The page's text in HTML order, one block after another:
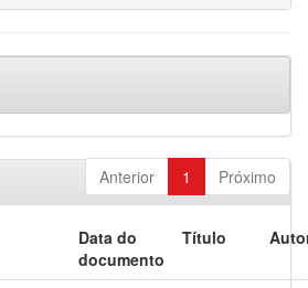
Anterior 1 Próximo
Data do
documento
Título